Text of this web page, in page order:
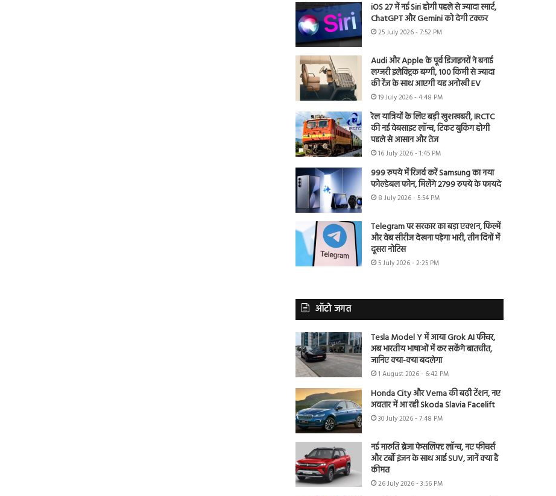
iOS 27 में नई Siri होगी पहले से ज्यादा स्मार्ट,
ChatGPT और Gemini को देगी टक्कर
25 July 2026 - 7:52 PM
Audi और Apple के पूर्व डिजाइनरों ने बनाई
लग्जरी इलेक्ट्रिक बग्गी, 100 किमी से ज्यादा
की रेंज के साथ आएगी यह अनोखी EV
19 July 2026 - 4:48 PM
रेल यात्रियों के लिए बड़ी खुशखबरी, IRCTC
की नई वेबसाइट लॉन्च, टिकट बुकिंग होगी
पहले से आसान और तेज
16 July 2026 - 1:45 PM
999 रुपये में रिजर्व करें Samsung का नया
फोल्डेबल फोन, मिलेंगे 2799 रुपये के फायदे
8 July 2026 - 5:54 PM
Telegram पर सरकार का बड़ा एक्शन, फिल्में
और वेब सीरीज देखना पड़ेगा भारी, तीन दिनों में
दूसरा नोटिस
5 July 2026 - 2:25 PM
ऑटो जगत
Tesla Model Y में आया Grok AI फीचर,
अब भारतीय भाषाओं में कर सकेंगे बातचीत,
जानिए क्या-क्या बदलेगा
1 August 2026 - 6:42 PM
Honda City और Verna की बढ़ी टेंशन, नए
अवतार में आ रही Skoda Slavia Facelift
30 July 2026 - 7:48 PM
नई मारुति ब्रेजा फेसलिफ्ट लॉन्च, नए फीचर्स
और टर्बो इंजन के साथ आई SUV, जानें क्या है
कीमत
26 July 2026 - 3:56 PM